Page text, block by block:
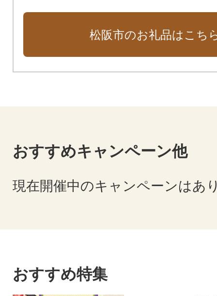
渾身の逸品をぜひご賞味ください。
松阪市のお礼品はこち
おすすめキャンペーン他
現在開催中のキャンペーンはあ
おすすめ特集